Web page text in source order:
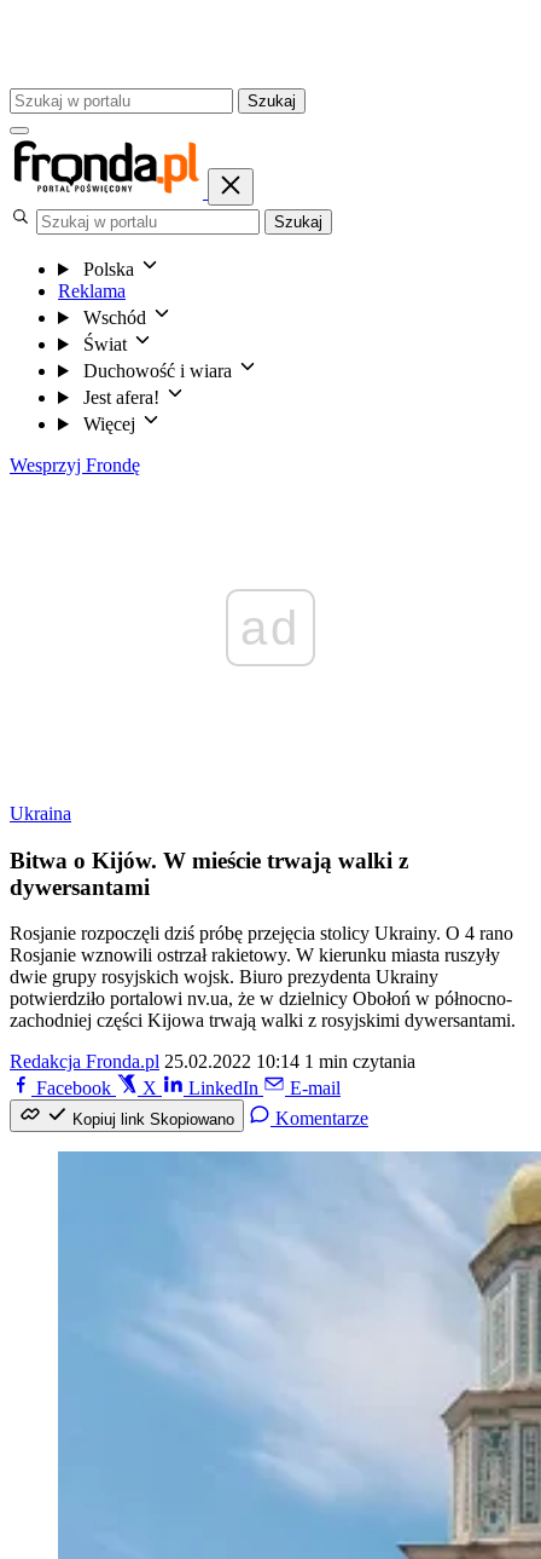
Szukaj
Szukaj
Polska
Reklama
Wschód
Świat
Duchowość i wiara
Jest afera!
Więcej
Wesprzyj Frondę
ad
Ukraina
Bitwa o Kijów. W mieście trwają walki z
dywersantami
Rosjanie rozpoczęli dziś próbę przejęcia stolicy Ukrainy. O 4 rano
Rosjanie wznowili ostrzał rakietowy. W kierunku miasta ruszyły
dwie grupy rosyjskich wojsk. Biuro prezydenta Ukrainy
potwierdziło portalowi nv.ua, że w dzielnicy Obołoń w północno-
zachodniej części Kijowa trwają walki z rosyjskimi dywersantami.
Redakcja Fronda.pl 25.02.2022 10:14 1 min czytania
Facebook
X LinkedIn E-mail
Kopiuj link Skopiowano Komentarze